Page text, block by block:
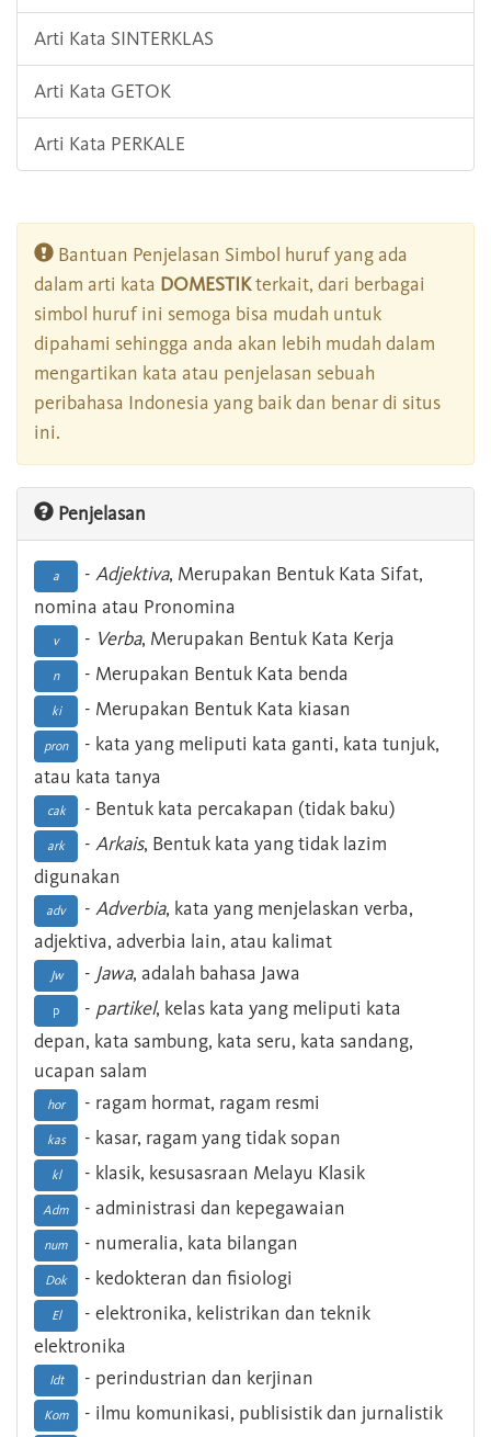
Arti Kata SINTERKLAS
Arti Kata GETOK
Arti Kata PERKALE
Bantuan Penjelasan Simbol huruf yang ada
dalam arti kata DOMESTIKterkait, dari berbagai
simbol huruf ini semoga bisa mudah untuk
dipahami sehingga anda akan lebih mudah dalam
mengartikan kata atau penjelasan sebuah
peribahasa Indonesia yang baik dan benar di situs
ini.
Penjelasan
a - Adjektiva, Merupakan Bentuk Kata Sifat,
nomina atau Pronomina
v - Verba, Merupakan Bentuk Kata Kerja
n - Merupakan Bentuk Kata benda
ki - Merupakan Bentuk Kata kiasan
pron
- kata yang meliputi kata ganti, kata tunjuk,
atau kata tanya
cak - Bentuk kata percakapan (tidak baku)
ark - Arkais, Bentuk kata yang tidak lazim
digunakan
adv - Adverbia, kata yang menjelaskan verba,
adjektiva, adverbia lain, atau kalimat
Jw - Jawa, adalah bahasa Jawa
p - partikel, kelas kata yang meliputi kata
depan, kata sambung, kata seru, kata sandang,
ucapan salam
hor - ragam hormat, ragam resmi
kas - kasar, ragam yang tidak sopan
kl - klasik, kesusasraan Melayu Klasik
Adm - administrasi dan kepegawaian
num - numeralia, kata bilangan
Dok - kedokteran dan fisiologi
El
- elektronika, kelistrikan dan teknik
elektronika
Idt - perindustrian dan kerjinan
Kom
- ilmu komunikasi, publisistik dan jurnalistik